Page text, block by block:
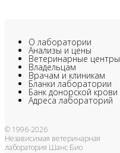
О лаборатории
Анализы и цены
Ветеринарные центры
Владельцам
Врачам и клиникам
Бланки лаборатории
Банк донорской крови
Адреса лабораторий
© 1996-2026
Независимая ветеринарная
лаборатория Шанс Био